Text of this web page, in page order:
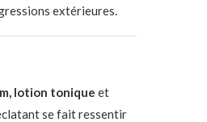
extérieures.
lotion tonique et
se fait ressentir